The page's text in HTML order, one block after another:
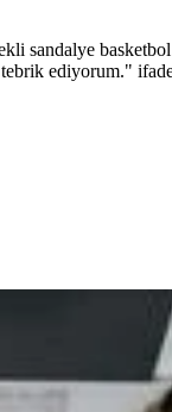
sandalye
tebrik ediyorum."